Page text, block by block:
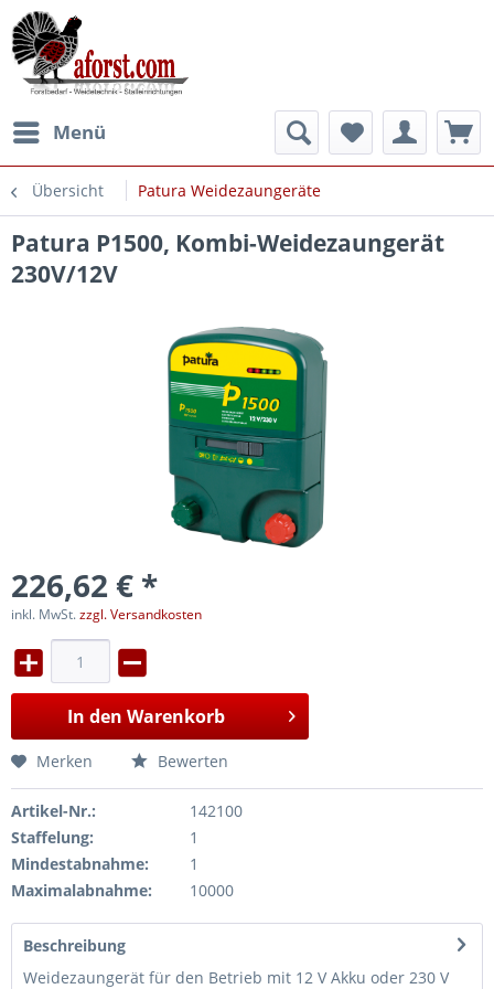
Menü
Übersicht Patura Weidezaungeräte
Patura P1500, Kombi-Weidezaungerät
230V/12V
226,62 € *
inkl. MwSt.zzgl. Versandkosten
In den Warenkorb
Merken Bewerten
Artikel-Nr.:
142100
Staffelung:
1
Mindestabnahme:
1
Maximalabnahme:
10000
Beschreibung
Weidezaungerät für den Betrieb mit 12 V Akku oder 230 V